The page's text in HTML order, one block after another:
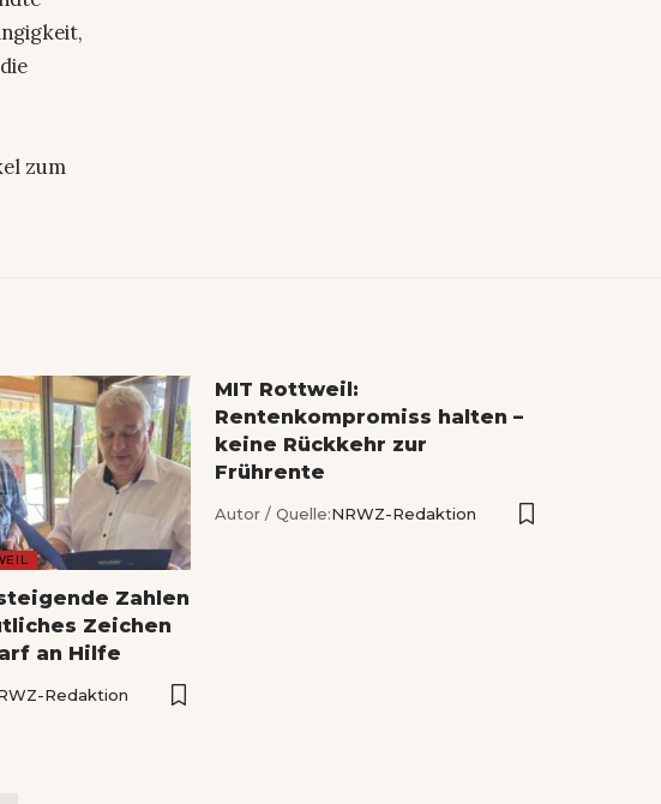
zum
Zahlen
Zeichen
an Hilfe
Redaktion
MIT Rottweil:
Rentenkompromiss halten –
keine Rückkehr zur
Frührente
Autor / Quelle:NRWZ-Redaktion